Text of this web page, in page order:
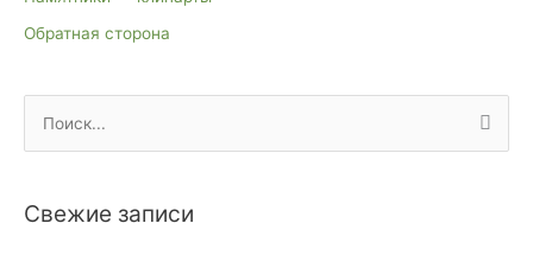
Обратная сторона
с
Свежие записи